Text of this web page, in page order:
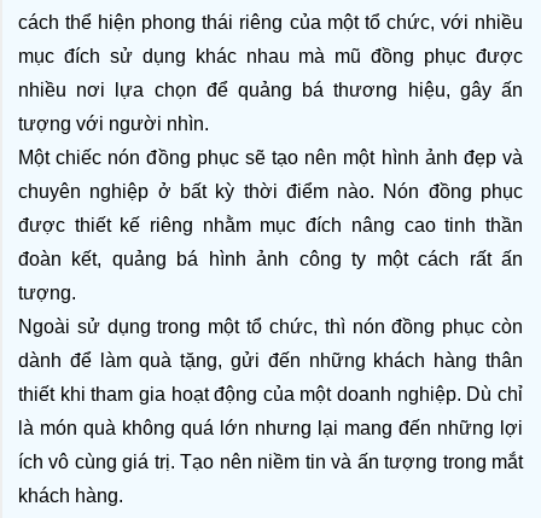
cách thể hiện phong thái riêng của một tổ chức, với nhiều
mục đích sử dụng khác nhau mà mũ đồng phục được
nhiều nơi lựa chọn để quảng bá thương hiệu, gây ấn
tượng với người nhìn.
Một chiếc nón đồng phục sẽ tạo nên một hình ảnh đẹp và
chuyên nghiệp ở bất kỳ thời điểm nào. Nón đồng phục
được thiết kế riêng nhằm mục đích nâng cao tinh thần
đoàn kết, quảng bá hình ảnh công ty một cách rất ấn
tượng.
Ngoài sử dụng trong một tổ chức, thì nón đồng phục còn
dành để làm quà tặng, gửi đến những khách hàng thân
thiết khi tham gia hoạt động của một doanh nghiệp. Dù chỉ
là món quà không quá lớn nhưng lại mang đến những lợi
ích vô cùng giá trị. Tạo nên niềm tin và ấn tượng trong mắt
khách hàng.